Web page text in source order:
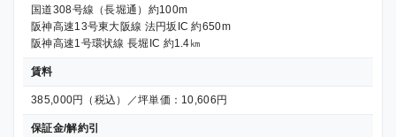
国道308号線（長堀通）約100m
阪神高速13号東大阪線 法円坂IC 約650m
阪神高速1号環状線 長堀IC 約1.4㎞
賃料
385,000円（税込）／坪単価：10,606円
保証金/解約引